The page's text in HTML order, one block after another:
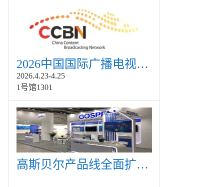
2026中国国际广播电视信息网络展览会展
2026.4.23-4.25
1号馆1301
高斯贝尔产品线全面扩展，众多新产品亮相CommunicAsia 2019